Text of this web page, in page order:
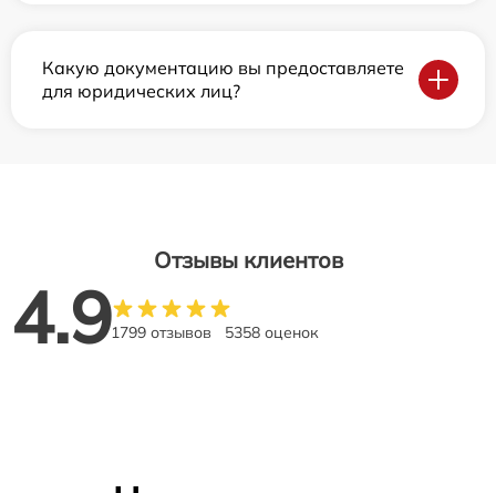
Какую документацию вы предоставляете
для юридических лиц?
Отзывы клиентов
4.91799 отзывов 5358 оценок